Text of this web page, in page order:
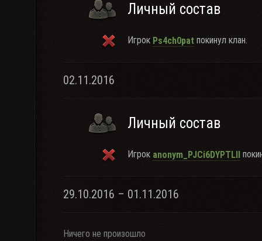
Личный состав
Игрок Ps4ch0pat покинул клан.
02.11.2016
Личный состав
Игрок anonym_PJCi6DYPTLlI
29.10.2016 – 01.11.2016
Ничего не произошло